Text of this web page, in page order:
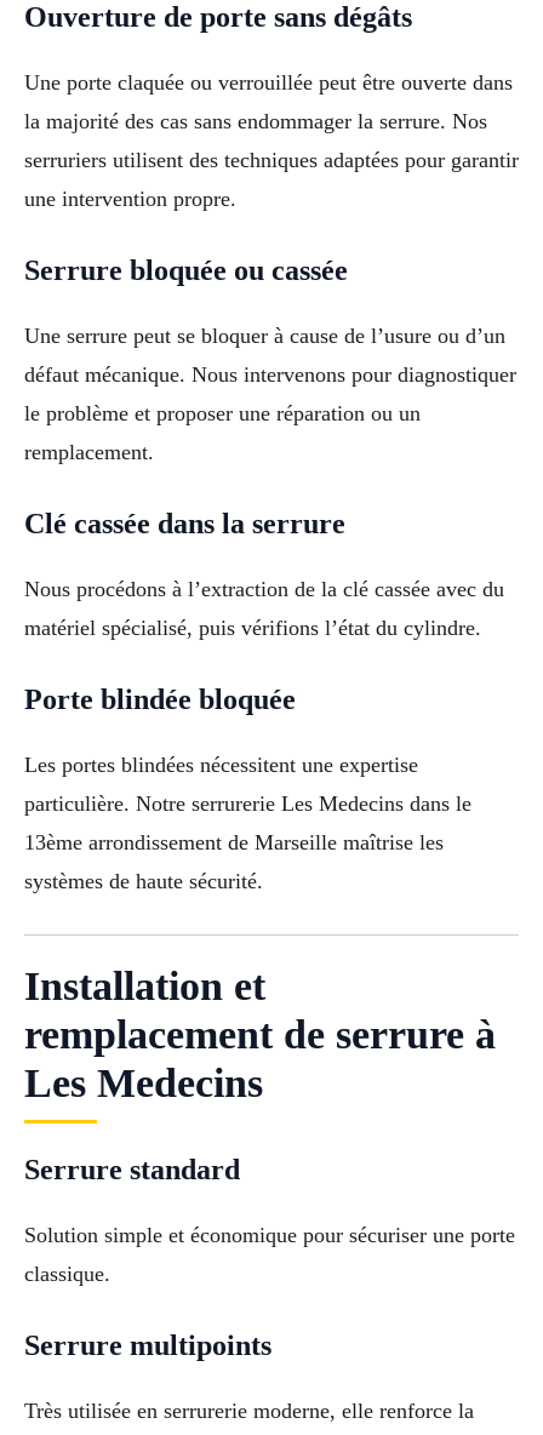
Ouverture de porte sans dégâts
Une porte claquée ou verrouillée peut être ouverte dans
la majorité des cas sans endommager la serrure. Nos
serruriers utilisent des techniques adaptées pour garantir
une intervention propre.
Serrure bloquée ou cassée
Une serrure peut se bloquer à cause de l’usure ou d’un
défaut mécanique. Nous intervenons pour diagnostiquer
le problème et proposer une réparation ou un
remplacement.
Clé cassée dans la serrure
Nous procédons à l’extraction de la clé cassée avec du
matériel spécialisé, puis vérifions l’état du cylindre.
Porte blindée bloquée
Les portes blindées nécessitent une expertise
particulière. Notre serrurerie Les Medecins dans le
13ème arrondissement de Marseille maîtrise les
systèmes de haute sécurité.
Installation et
remplacement de serrure à
Les Medecins
Serrure standard
Solution simple et économique pour sécuriser une porte
classique.
Serrure multipoints
Très utilisée en serrurerie moderne, elle renforce la